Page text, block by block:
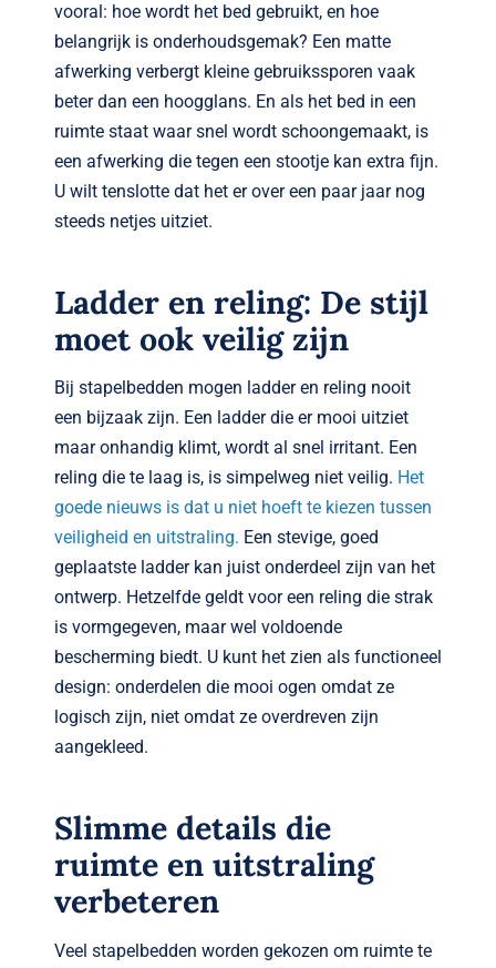
vooral: hoe wordt het bed gebruikt, en hoe
belangrijk is onderhoudsgemak? Een matte
afwerking verbergt kleine gebruikssporen vaak
beter dan een hoogglans. En als het bed in een
ruimte staat waar snel wordt schoongemaakt, is
een afwerking die tegen een stootje kan extra fijn.
U wilt tenslotte dat het er over een paar jaar nog
steeds netjes uitziet.
Ladder en reling: De stijl
moet ook veilig zijn
Bij stapelbedden mogen ladder en reling nooit
een bijzaak zijn. Een ladder die er mooi uitziet
maar onhandig klimt, wordt al snel irritant. Een
reling die te laag is, is simpelweg niet veilig. Het
goede nieuws is dat u niet hoeft te kiezen tussen
veiligheid en uitstraling. Een stevige, goed
geplaatste ladder kan juist onderdeel zijn van het
ontwerp. Hetzelfde geldt voor een reling die strak
is vormgegeven, maar wel voldoende
bescherming biedt. U kunt het zien als functioneel
design: onderdelen die mooi ogen omdat ze
logisch zijn, niet omdat ze overdreven zijn
aangekleed.
Slimme details die
ruimte en uitstraling
verbeteren
Veel stapelbedden worden gekozen om ruimte te